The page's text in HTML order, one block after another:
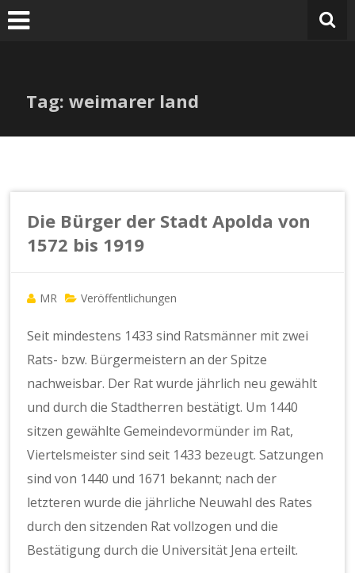
Zum
Inhalt
Tag: weimarer land
Die Bürger der Stadt Apolda von
1572 bis 1919
MR Veröffentlichungen
Seit mindestens 1433 sind Ratsmänner mit zwei
Rats- bzw. Bürgermeistern an der Spitze
nachweisbar. Der Rat wurde jährlich neu gewählt
und durch die Stadtherren bestätigt. Um 1440
sitzen gewählte Gemeindevormünder im Rat,
Viertelsmeister sind seit 1433 bezeugt. Satzungen
sind von 1440 und 1671 bekannt; nach der
letzteren wurde die jährliche Neuwahl des Rates
durch den sitzenden Rat vollzogen und die
Bestätigung durch die Universität Jena erteilt.